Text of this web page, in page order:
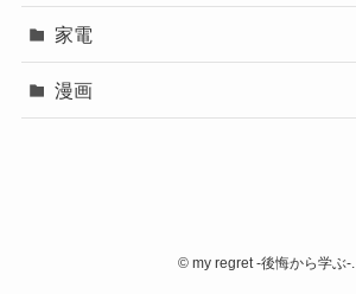
家電
漫画
©my regret -後悔から学ぶ-.